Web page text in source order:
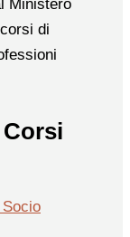
Ministero
di